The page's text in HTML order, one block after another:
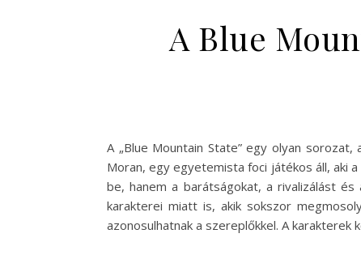
A Blue
A „Blue Mountain State” egy olyan
Moran, egy egyetemista foci játékos áll, aki
be, hanem a barátságokat, a rivalizálást
karakterei miatt is, akik sokszor
azonosulhatnak a szereplőkkel. A